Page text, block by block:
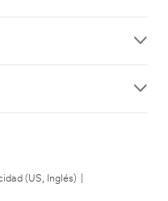
(US, Inglés)